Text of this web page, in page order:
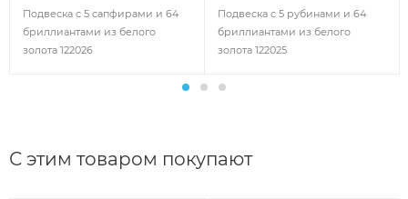
Подвеска с 5 сапфирами и 64
бриллиантами из белого
золота 122026
Подвеска с 5 рубинами и 64
бриллиантами из белого
золота 122025
С этим товаром покупают